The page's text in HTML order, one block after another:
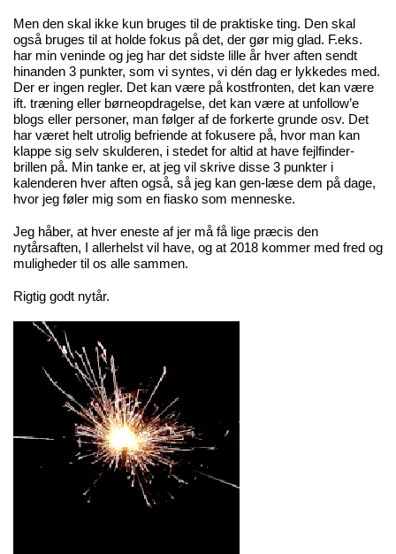
Men den skal ikke kun bruges til de praktiske ting. Den skal
også bruges til at holde fokus på det, der gør mig glad. F.eks.
har min veninde og jeg har det sidste lille år hver aften sendt
hinanden 3 punkter, som vi syntes, vi dén dag er lykkedes med.
Der er ingen regler. Det kan være på kostfronten, det kan være
ift. træning eller børneopdragelse, det kan være at unfollow’e
blogs eller personer, man følger af de forkerte grunde osv. Det
har været helt utrolig befriende at fokusere på, hvor man kan
klappe sig selv skulderen, i stedet for altid at have fejlfinder-
brillen på. Min tanke er, at jeg vil skrive disse 3 punkter i
kalenderen hver aften også, så jeg kan gen-læse dem på dage,
hvor jeg føler mig som en fiasko som menneske.
Jeg håber, at hver eneste af jer må få lige præcis den
nytårsaften, I allerhelst vil have, og at 2018 kommer med fred og
muligheder til os alle sammen.
Rigtig godt nytår.